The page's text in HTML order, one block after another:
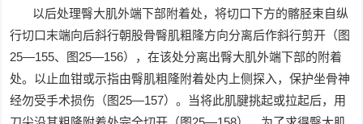
以后处理臀大肌外端下部附着处，将切口下方的髂胫束自纵
行切口末端向后斜行朝股骨臀肌粗隆方向分离后作斜行剪开（图
25—155、图25—156），在该处分离出臀大肌外端下部的附着
处。以止血钳或示指由臀肌粗隆附着处内上侧探入，保护坐骨神
经勿受手术损伤（图25—157）。当将此肌腱挑起或拉起后，用